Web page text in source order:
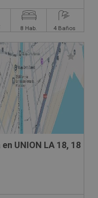
8 Hab. 4 Baños
UNION LA 18, 18